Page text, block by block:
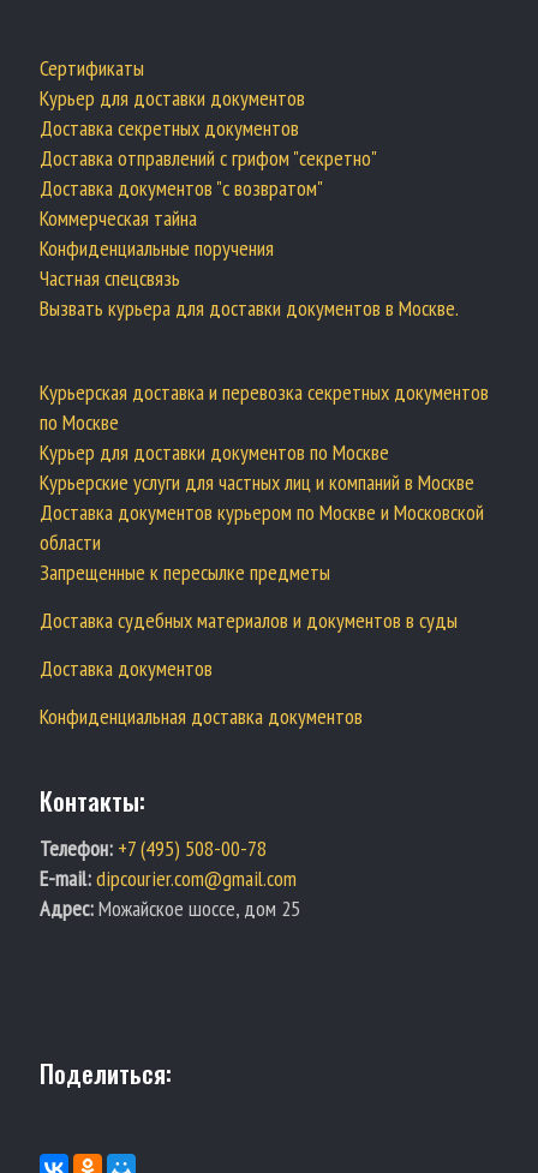
Сертификаты
Курьер для доставки документов
Доставка секретных документов
Доставка отправлений с грифом "секретно"
Доставка документов "с возвратом"
Коммерческая тайна
Конфиденциальные поручения
Частная спецсвязь
Вызвать курьера для доставки документов в Москве.
Курьерская доставка и перевозка секретных документов
по Москве
Курьер для доставки документов по Москве
Курьерские услуги для частных лиц и компаний в Москве
Доставка документов курьером по Москве и Московской
области
Запрещенные к пересылке предметы
Доставка судебных материалов и документов в суды
Доставка документов
Конфиденциальная доставка документов
Контакты:
Телефон: +7 (495) 508-00-78
E-mail:dipcourier.com@gmail.com
Адрес:Можайское шоссе, дом 25
Поделиться: